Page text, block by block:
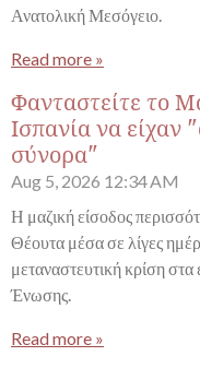
Ανατολική Μεσόγειο.
Read more »
Φανταστείτε το
Ισπανία να είχαν
σύνορα"
Aug 5, 2026 12:34 AM
Η μαζική είσοδος
Θέουτα μέσα σε λίγες
μεταναστευτική κρίση
Ένωσης.
Read more »